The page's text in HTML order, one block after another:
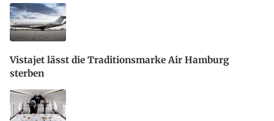
Vistajet lässt die Traditionsmarke Air Hamburg
sterben